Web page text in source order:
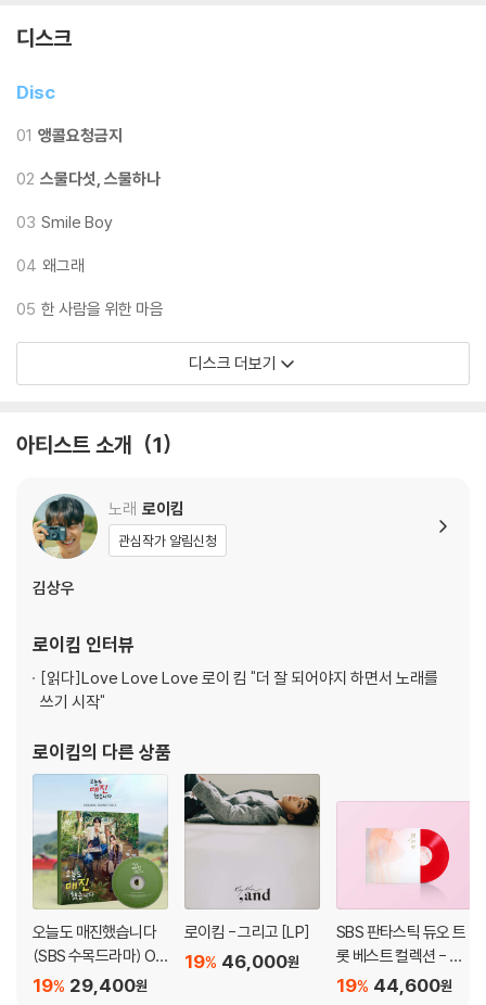
디스크
Disc
01 앵콜요청금지
02 스물다섯, 스물하나
03 Smile Boy
04 왜그래
05 한 사람을 위한 마음
디스크 더보기
아티스트 소개 1
노래 로이킴
관심작가 알림신청
김상우
로이킴 인터뷰
[읽다]Love Love Love 로이 킴 "더 잘 되어야지 하면서 노래를
쓰기 시작"
로이킴의 다른 상품
오늘도 매진했습니다
(SBS 수목드라마) OS
T
29,400원
19%
로이킴 - 그리고 [LP]
46,000원
19%
SBS 판타스틱 듀오 트
롯 베스트 컬렉션 - 첫
사랑 [투명 레드 컬러 L
44,600원
19%